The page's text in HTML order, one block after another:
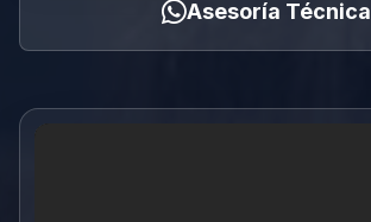
Asesoría Técnica